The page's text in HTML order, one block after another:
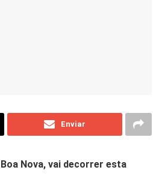
Enviar
Nova, vai decorrer esta